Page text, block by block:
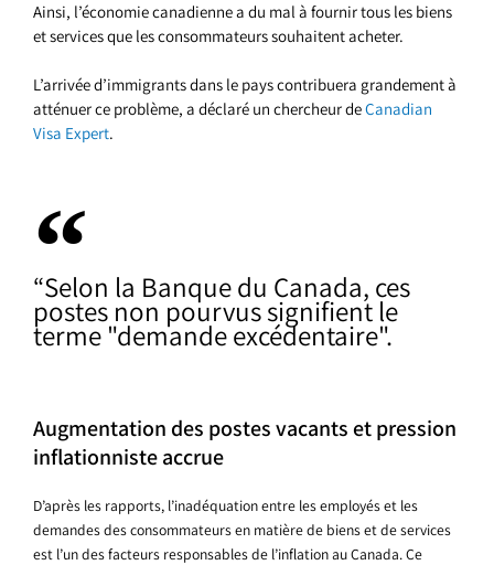
Ainsi, l’économie canadienne a du mal à fournir tous les biens
et services que les consommateurs souhaitent acheter.
L’arrivée d’immigrants dans le pays contribuera grandement à
atténuer ce problème, a déclaré un chercheur deCanadian
Visa Expert.
“Selon la Banque du Canada, ces
postes non pourvus signifient le
terme "demande excédentaire".
Augmentation des postes vacants et pression
inflationniste accrue
D’après les rapports, l’inadéquation entre les employés et les
demandes des consommateurs en matière de biens et de services
est l’un des facteurs responsables de l’inflation au Canada. Ce